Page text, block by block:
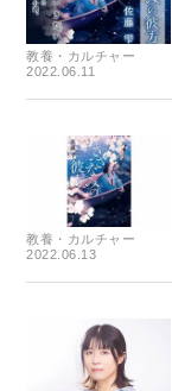
教養・カルチャー
2022.06.11
教養・カルチャー
2022.06.13